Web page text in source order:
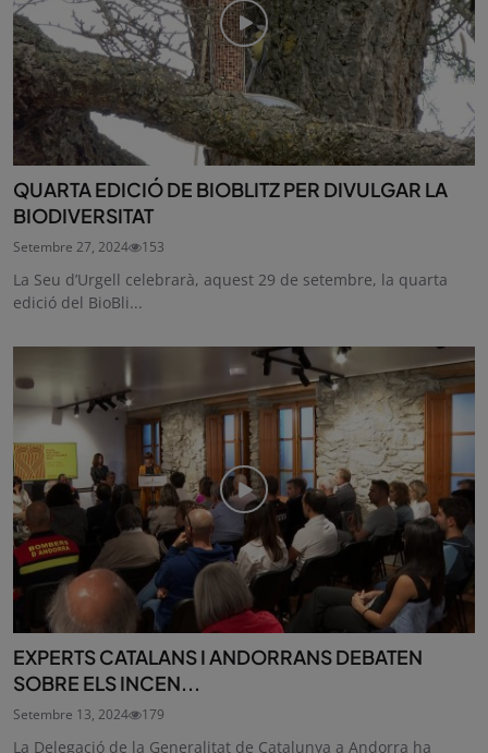
QUARTA EDICIÓ DE BIOBLITZ PER DIVULGAR LA
BIODIVERSITAT
Setembre 27, 2024 153
La Seu d’Urgell celebrarà, aquest 29 de setembre, la quarta
edició del BioBli...
EXPERTS CATALANS I ANDORRANS DEBATEN
SOBRE ELS INCEN...
Setembre 13, 2024 179
La Delegació de la Generalitat de Catalunya a Andorra ha